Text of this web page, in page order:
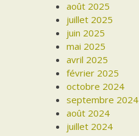
août 2025
juillet 2025
juin 2025
mai 2025
avril 2025
février 2025
octobre 2024
septembre 2024
août 2024
juillet 2024